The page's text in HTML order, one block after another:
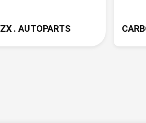
ZX . AUTOPARTS